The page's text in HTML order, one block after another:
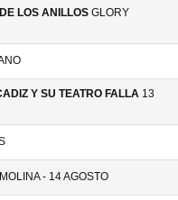
LOS ANILLOS GLORY
Y SU TEATRO FALLA 13
- 14 AGOSTO